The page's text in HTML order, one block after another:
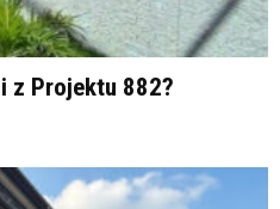
z Projektu 882?